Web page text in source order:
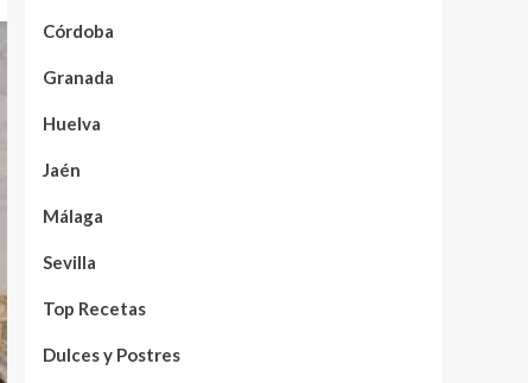
Córdoba
Granada
Huelva
Jaén
Málaga
Sevilla
Top Recetas
Dulces y Postres